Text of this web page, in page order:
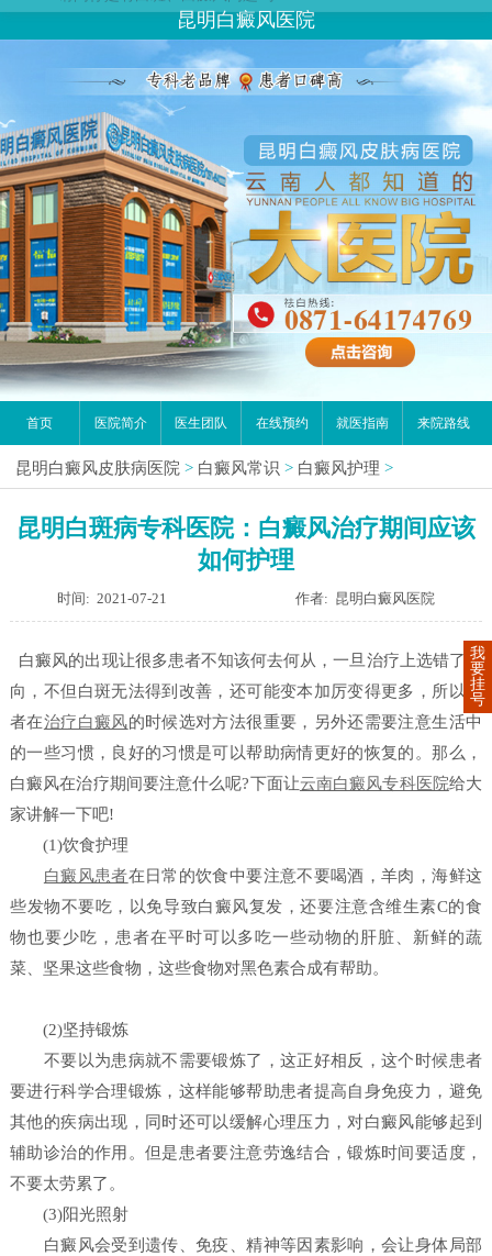
昆明白癜风医院
首页 医院简介 医生团队 在线预约 就医指南 来院路线
昆明白癜风皮肤病医院 > 白癜风常识 > 白癜风护理 >
昆明白斑病专科医院：白癜风治疗期间应该
如何护理
时间: 2021-07-21 作者: 昆明白癜风医院
白癜风的出现让很多患者不知该何去何从，一旦治疗上选错了方
向，不但白斑无法得到改善，还可能变本加厉变得更多，所以患
者在治疗白癜风的时候选对方法很重要，另外还需要注意生活中
的一些习惯，良好的习惯是可以帮助病情更好的恢复的。那么，
白癜风在治疗期间要注意什么呢?下面让云南白癜风专科医院给大
家讲解一下吧!
(1)饮食护理
白癜风患者在日常的饮食中要注意不要喝酒，羊肉，海鲜这
些发物不要吃，以免导致白癜风复发，还要注意含维生素C的食
物也要少吃，患者在平时可以多吃一些动物的肝脏、新鲜的蔬
菜、坚果这些食物，这些食物对黑色素合成有帮助。
(2)坚持锻炼
不要以为患病就不需要锻炼了，这正好相反，这个时候患者
要进行科学合理锻炼，这样能够帮助患者提高自身免疫力，避免
其他的疾病出现，同时还可以缓解心理压力，对白癜风能够起到
辅助诊治的作用。但是患者要注意劳逸结合，锻炼时间要适度，
不要太劳累了。
(3)阳光照射
白癜风会受到遗传、免疫、精神等因素影响，会让身体局部
我
要
挂
号